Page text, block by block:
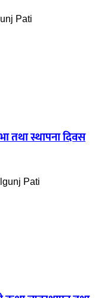
Pati
स्थापना दिवस
Pati